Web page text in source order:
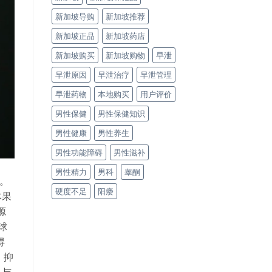
抑
新加坡导购
新加坡推荐
新加坡正品
新加坡药店
新加坡购买
新加坡购物
早泄
早泄原因
早泄治疗
早泄管理
早泄药物
本地购买
用户评价
男性保健
男性保健知识
男性健康
男性养生
男性功能障碍
男性滋补
男性精力
男科
睾酮
硬度不足
阳痿